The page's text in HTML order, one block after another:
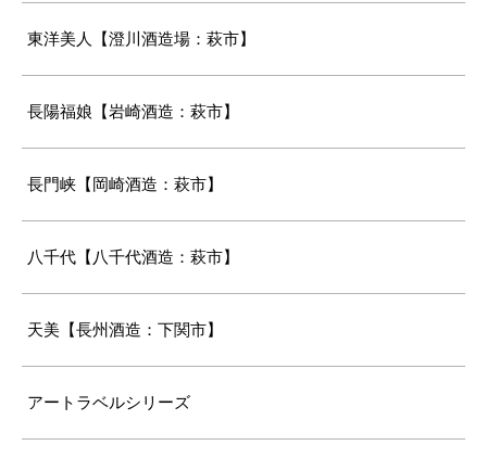
東洋美人【澄川酒造場：萩市】
長陽福娘【岩崎酒造：萩市】
長門峡【岡崎酒造：萩市】
八千代【八千代酒造：萩市】
天美【長州酒造：下関市】
アートラベルシリーズ